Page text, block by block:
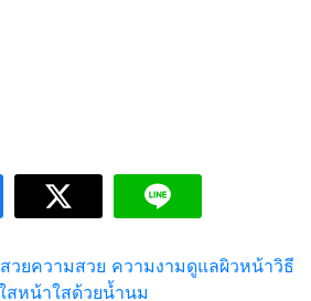
วยความสวย ความงามดูแลผิวหน้าวิธี
สหน้าใสด้วยน้ำนม